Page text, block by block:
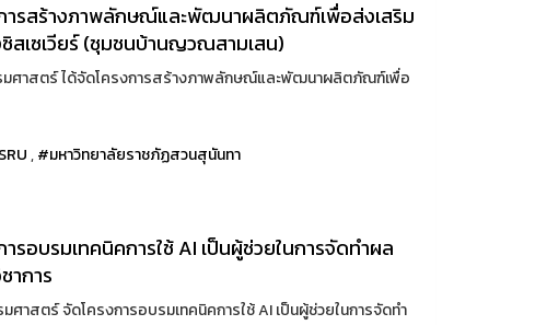
ารสร้างภาพลักษณ์และพัฒนาผลิตภัณฑ์เพื่อส่งเสริม
เซเวียร์ (ชุมชนบ้านญวณสามเสน)
มศาสตร์ ได้จัดโครงการสร้างภาพลักษณ์และพัฒนาผลิตภัณฑ์เพื่อ
,#มหาวิทยาลัยราชภัฏสวนสุนันทา
อบรมเทคนิคการใช้ AI เป็นผู้ช่วยในการจัดทำผล
าการ
าสตร์ จัดโครงการอบรมเทคนิคการใช้ AI เป็นผู้ช่วยในการจัดทำ